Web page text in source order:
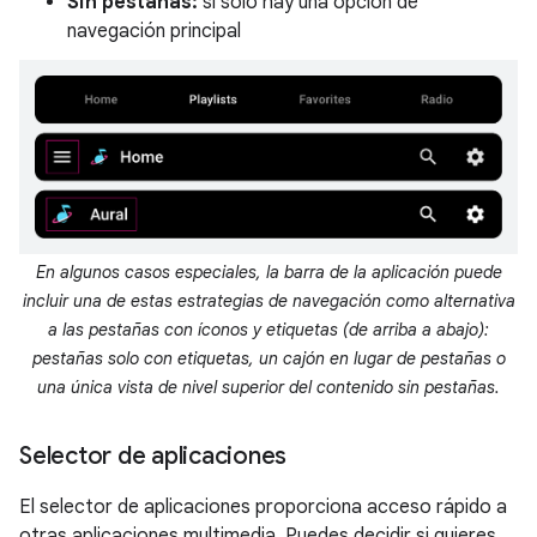
navegación principal
En algunos casos especiales, la barra de la aplicación puede
incluir una de estas estrategias de navegación como alternativa
a las pestañas con íconos y etiquetas (de arriba a abajo):
pestañas solo con etiquetas, un cajón en lugar de pestañas o
una única vista de nivel superior del contenido sin pestañas.
Selector de aplicaciones
El selector de aplicaciones proporciona acceso rápido a